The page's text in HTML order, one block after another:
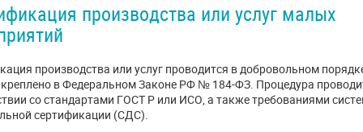
производства или услуг малых
производства или услуг проводится в добровольном
в Федеральном Законе РФ № 184-ФЗ. Процедура
со стандартами ГОСТ Р или ИСО, а также требованиями
сертификации (СДС).